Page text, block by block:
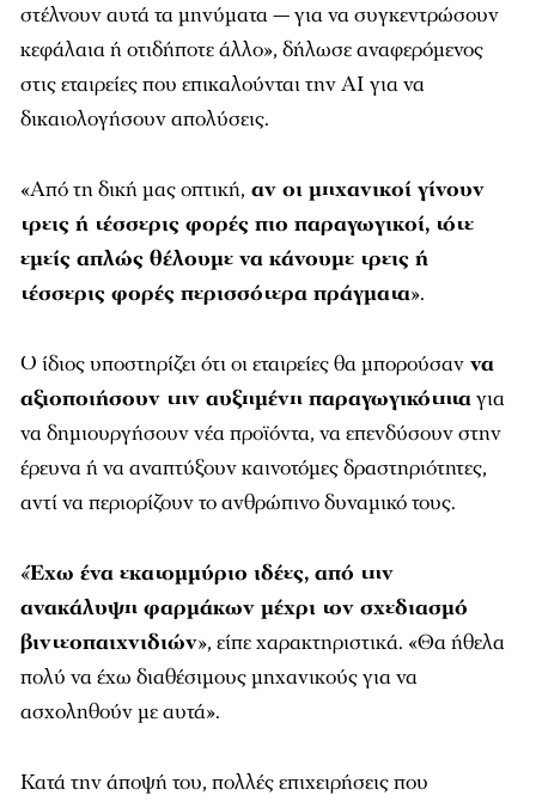
στέλνουν αυτά τα μηνύματα — για να συγκεντρώσουν
κεφάλαια ή οτιδήποτε άλλο», δήλωσε αναφερόμενος
στις εταιρείες που επικαλούνται την AI για να
δικαιολογήσουν απολύσεις.
«Από τη δική μας οπτική, αν οι μηχανικοί γίνουν
τρεις ή τέσσερις φορές πιο παραγωγικοί, τότε
εμείς απλώς θέλουμε να κάνουμε τρεις ή
τέσσερις φορές περισσότερα πράγματα».
Ο ίδιος υποστηρίζει ότι οι εταιρείες θα μπορούσαν να
αξιοποιήσουν την αυξημένη παραγωγικότηταγια
να δημιουργήσουν νέα προϊόντα, να επενδύσουν στην
έρευνα ή να αναπτύξουν καινοτόμες δραστηριότητες,
αντί να περιορίζουν το ανθρώπινο δυναμικό τους.
«Έχω ένα εκατομμύριο ιδέες, από την
ανακάλυψη φαρμάκων μέχρι τον σχεδιασμό
βιντεοπαιχνιδιών», είπε χαρακτηριστικά. «Θα ήθελα
πολύ να έχω διαθέσιμους μηχανικούς για να
ασχοληθούν με αυτά».
Κατά την άποψή του, πολλές επιχειρήσεις που